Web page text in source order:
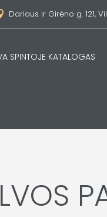
Dariaus ir Girėno g. 121,
SPINTOJE KATALOGAS